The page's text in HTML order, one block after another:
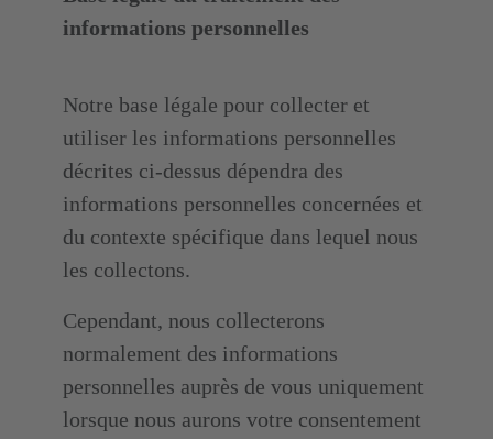
informations personnelles
Notre base légale pour collecter et
utiliser les informations personnelles
décrites ci-dessus dépendra des
informations personnelles concernées et
du contexte spécifique dans lequel nous
les collectons.
Cependant, nous collecterons
normalement des informations
personnelles auprès de vous uniquement
lorsque nous aurons votre consentement